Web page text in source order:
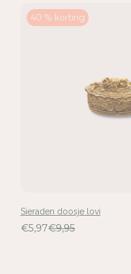
40 % korting
Sieraden doosje lovi
€5,97€9,95